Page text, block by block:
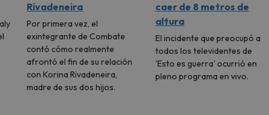
Rivadeneira
Por primera vez, el
exintegrante de Combate
contó cómo realmente
afrontó el fin de su relación
con Korina Rivadeneira,
madre de sus dos hijos.
caer de 8 metros de
altura
El incidente que preocupó a
todos los televidentes de
'Esto es guerra' ocurrió en
pleno programa en vivo.